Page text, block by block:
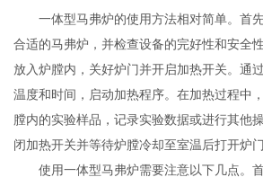
一体型马弗炉的使用方法相对简单。首
合适的马弗炉，并检查设备的完好性和安全
放入炉膛内，关好炉门并开启加热开关。通
温度和时间，启动加热程序。在加热过程中
膛内的实验样品，记录实验数据或进行其他
闭加热开关并等待炉膛冷却至室温后打开炉
使用一体型马弗炉需要注意以下几点。